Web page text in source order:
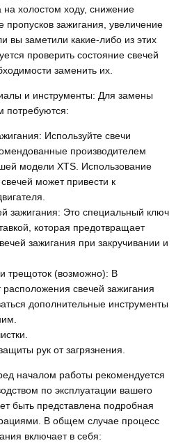
на холостом ходу, снижение
зажигания, увеличение
вы заметили какие-либо из этих
проверить состояние свечей
заменить их.
и инструменты: Для замены
потребуются:
Используйте свечи
производителем
модели XTS. Использование
может привести к
зажигания: Это специальный ключ
которая предотвращает
зажигания при закручивании и
трещоток (возможно): В
расположения свечей зажигания
дополнительные инструменты
рук от загрязнения.
началом работы рекомендуется
по эксплуатации вашего
быть представлена подробная
В общем случае процесс
включает в себя: